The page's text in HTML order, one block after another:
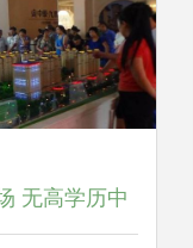
无高学历中